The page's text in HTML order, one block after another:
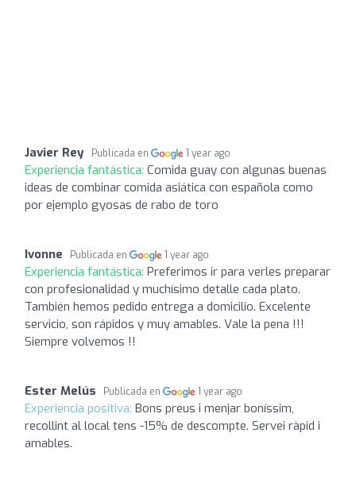
Javier Rey Publicada en 1 year ago
Experiencia fantástica: Comida guay con algunas buenas
ideas de combinar comida asiática con española como
por ejemplo gyosas de rabo de toro
Ivonne Publicada en 1 year ago
Experiencia fantástica: Preferimos ir para verles preparar
con profesionalidad y muchísimo detalle cada plato.
También hemos pedido entrega a domicilio. Excelente
servicio, son rápidos y muy amables. Vale la pena !!!
Siempre volvemos !!
Ester Melús Publicada en 1 year ago
Experiencia positiva: Bons preus i menjar boníssim,
recollint al local tens -15% de descompte. Servei ràpid i
amables.